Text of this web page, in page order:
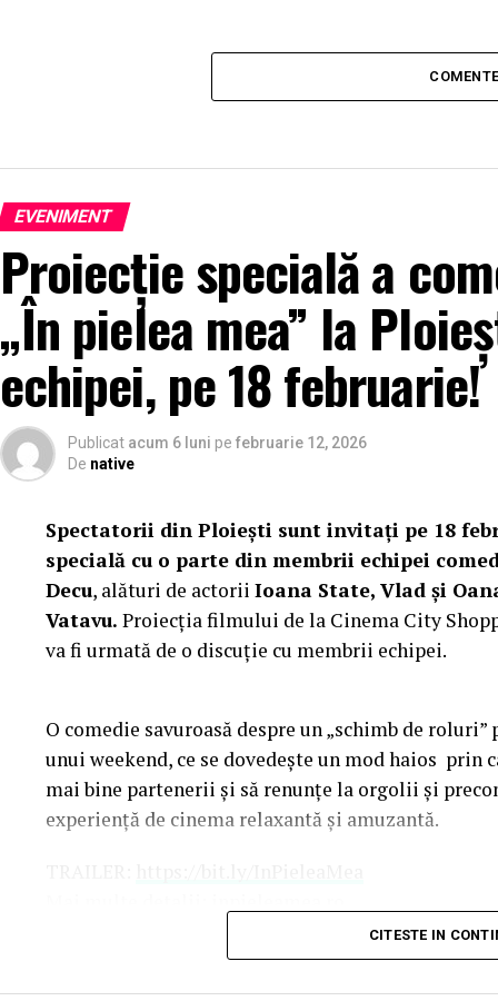
EVENIMENT
Proiecție specială a
„În pielea mea” la
echipei, pe 18 februarie!
Publicat acum 6 luni pe februarie 12, 2026
De native
Spectatorii din Ploiești sunt invitați pe 18
specială cu o parte din membrii echipei
Decu, alături de actorii Ioana State, Vlad și
Vatavu. Proiecția filmului de la Cinema City
va fi urmată de o discuție cu membrii echipei.
O comedie savuroasă despre un „schimb de
unui weekend, ce se dovedește un mod haios prin
mai bine partenerii și să renunțe la orgolii și
experiență de cinema relaxantă și amuzantă.
Reprezentativă pentru modul în care
CITESTE IN